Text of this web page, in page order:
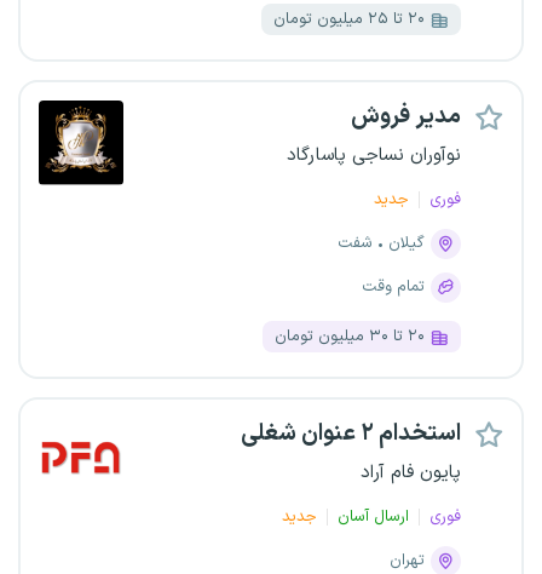
۲۰ تا ۲۵ میلیون تومان
مدیر فروش
نوآوران نساجی پاسارگاد
فوری
جدید
گیلان
شفت
تمام وقت
۲۰ تا ۳۰ میلیون تومان
استخدام ۲ عنوان شغلی
پایون فام آراد
فوری ارسال آسان
جدید
تهران